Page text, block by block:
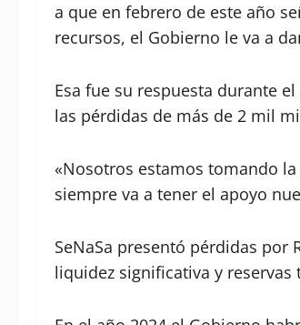
a que en febrero de este año
recursos, el Gobierno le va a
Esa fue su respuesta durante
las pérdidas de más de 2 mil
«Nosotros estamos tomando
siempre va a tener el apoyo
SeNaSa presentó pérdidas por
liquidez significativa y